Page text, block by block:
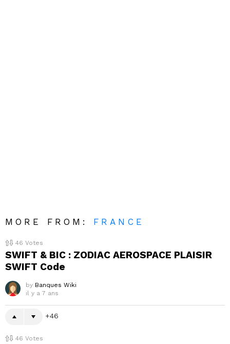
MORE FROM: FRANCE
46 Votes
SWIFT & BIC : ZODIAC AEROSPACE PLAISIR
SWIFT Code
by Banques Wiki
il y a 7 ans
46
46 Votes